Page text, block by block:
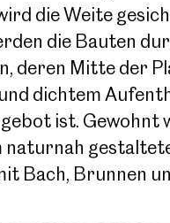
die Weite
die Bauten
deren Mitte der
dichtem
ist. Gewohnt
naturnah
Bach, Brunnen